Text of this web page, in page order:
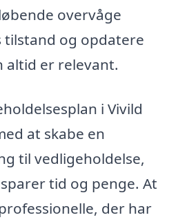
overvåge
tilstand og opdatere
altid er relevant.
i Vivild
at skabe en
til vedligeholdelse,
tid og penge. At
der har